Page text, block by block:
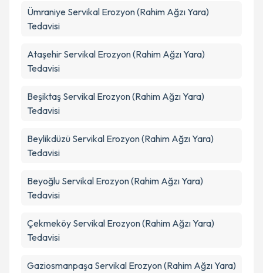
Ümraniye Servikal Erozyon (Rahim Ağzı Yara)
Tedavisi
Ataşehir Servikal Erozyon (Rahim Ağzı Yara)
Tedavisi
Beşiktaş Servikal Erozyon (Rahim Ağzı Yara)
Tedavisi
Beylikdüzü Servikal Erozyon (Rahim Ağzı Yara)
Tedavisi
Beyoğlu Servikal Erozyon (Rahim Ağzı Yara)
Tedavisi
Çekmeköy Servikal Erozyon (Rahim Ağzı Yara)
Tedavisi
Gaziosmanpaşa Servikal Erozyon (Rahim Ağzı Yara)